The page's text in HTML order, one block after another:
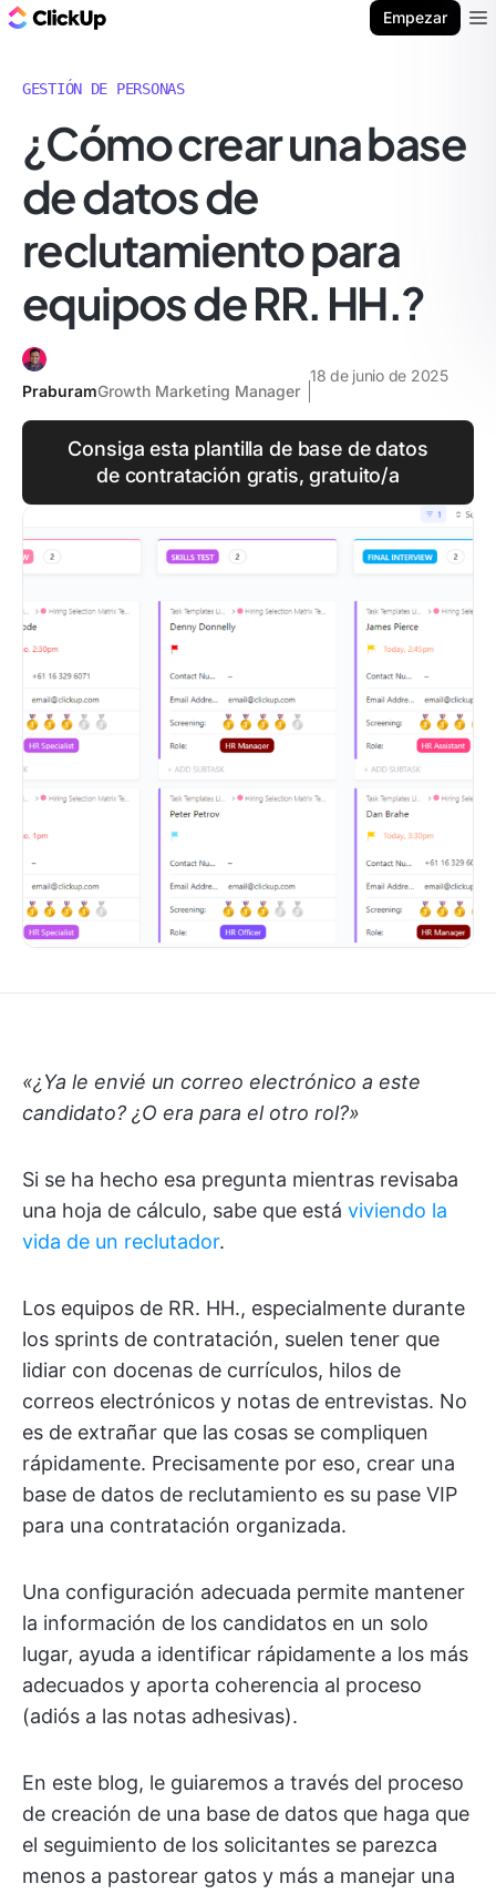
Empezar
GESTIÓN DE PERSONAS
¿Cómo crear una base
de datos de
reclutamiento para
equipos de RR. HH.?
PraburamGrowth Marketing Manager
18 de junio de 2025
Consiga esta plantilla de base de datos
de contratación gratis, gratuito/a
«¿Ya le envié un correo electrónico a este
candidato? ¿O era para el otro rol?»
Si se ha hecho esa pregunta mientras revisaba
una hoja de cálculo, sabe que está viviendo la
vida de un reclutador.
Los equipos de RR. HH., especialmente durante
los sprints de contratación, suelen tener que
lidiar con docenas de currículos, hilos de
correos electrónicos y notas de entrevistas. No
es de extrañar que las cosas se compliquen
rápidamente. Precisamente por eso, crear una
base de datos de reclutamiento es su pase VIP
para una contratación organizada.
Una configuración adecuada permite mantener
la información de los candidatos en un solo
lugar, ayuda a identificar rápidamente a los más
adecuados y aporta coherencia al proceso
(adiós a las notas adhesivas).
En este blog, le guiaremos a través del proceso
de creación de una base de datos que haga que
el seguimiento de los solicitantes se parezca
menos a pastorear gatos y más a manejar una